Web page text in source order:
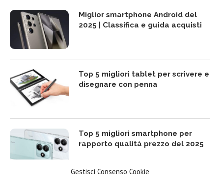
Gestisci Consenso Cookie
Miglior smartphone Android del
2025 | Classifica e guida acquisti
Top 5 migliori tablet per scrivere e
disegnare con penna
Top 5 migliori smartphone per
rapporto qualità prezzo del 2025